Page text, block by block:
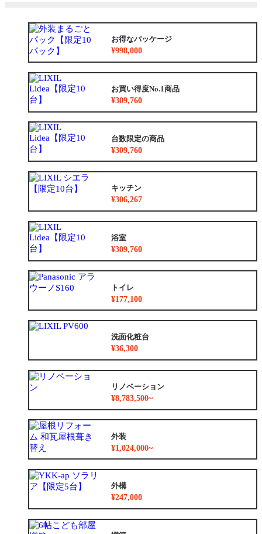
お得なパッケージ
¥998,000
お買い得度No.1商品
¥309,760
台数限定の商品
¥309,760
キッチン
¥306,267
浴室
¥309,760
トイレ
¥177,100
洗面化粧台
¥36,300
リノベーション
¥8,783,500~
外装
¥1,024,000~
外構
¥247,000